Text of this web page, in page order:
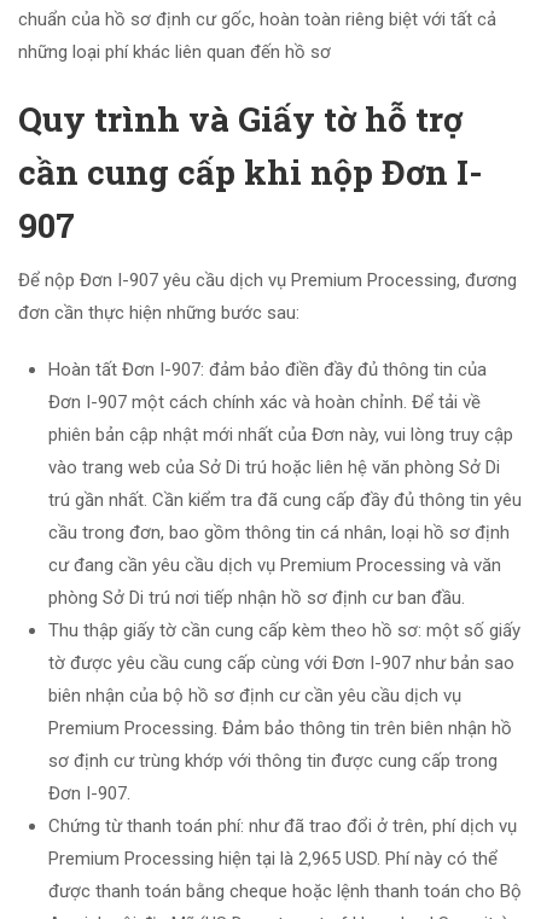
chuẩn của hồ sơ định cư gốc, hoàn toàn riêng biệt với tất cả
những loại phí khác liên quan đến hồ sơ
Quy trình và Giấy tờ hỗ trợ
cần cung cấp khi nộp Đơn I-
907
Để nộp Đơn I-907 yêu cầu dịch vụ Premium Processing, đương
đơn cần thực hiện những bước sau:
Hoàn tất Đơn I-907: đảm bảo điền đầy đủ thông tin của
Đơn I-907 một cách chính xác và hoàn chỉnh. Để tải về
phiên bản cập nhật mới nhất của Đơn này, vui lòng truy cập
vào trang web của Sở Di trú hoặc liên hệ văn phòng Sở Di
trú gần nhất. Cần kiểm tra đã cung cấp đầy đủ thông tin yêu
cầu trong đơn, bao gồm thông tin cá nhân, loại hồ sơ định
cư đang cần yêu cầu dịch vụ Premium Processing và văn
phòng Sở Di trú nơi tiếp nhận hồ sơ định cư ban đầu.
Thu thập giấy tờ cần cung cấp kèm theo hồ sơ: một số giấy
tờ được yêu cầu cung cấp cùng với Đơn I-907 như bản sao
biên nhận của bộ hồ sơ định cư cần yêu cầu dịch vụ
Premium Processing. Đảm bảo thông tin trên biên nhận hồ
sơ định cư trùng khớp với thông tin được cung cấp trong
Đơn I-907.
Chứng từ thanh toán phí: như đã trao đổi ở trên, phí dịch vụ
Premium Processing hiện tại là 2,965 USD. Phí này có thể
được thanh toán bằng cheque hoặc lệnh thanh toán cho Bộ